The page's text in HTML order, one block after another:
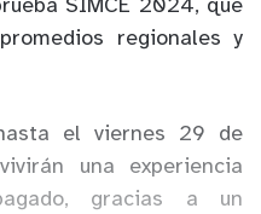
SIMCE 2024, que
regionales y
el viernes 29 de
una experiencia
gracias a un